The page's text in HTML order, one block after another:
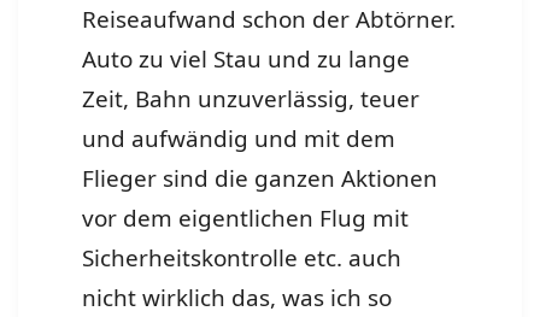
Reiseaufwand schon der Abtörner.
Auto zu viel Stau und zu lange
Zeit, Bahn unzuverlässig, teuer
und aufwändig und mit dem
Flieger sind die ganzen Aktionen
vor dem eigentlichen Flug mit
Sicherheitskontrolle etc. auch
nicht wirklich das, was ich so